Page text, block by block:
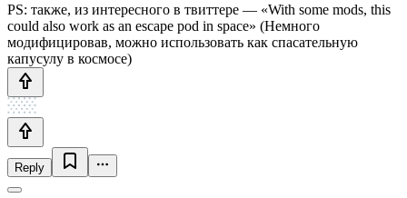
PS: также, из интересного в твиттере — «With some mods, this
could also work as an escape pod in space» (Немного
модифицировав, можно использовать как спасательную
капусулу в космосе)
Reply